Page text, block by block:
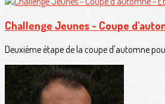
Challenge Jeunes - Coupe
Deuxième étape de la coupe d'automne